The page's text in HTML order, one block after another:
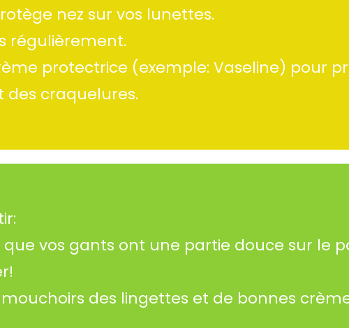
nez sur vos lunettes.
régulièrement.
protectrice (exemple: Vaseline) pour
des craquelures.
que vos gants ont une partie douce sur le
des lingettes et de bonnes